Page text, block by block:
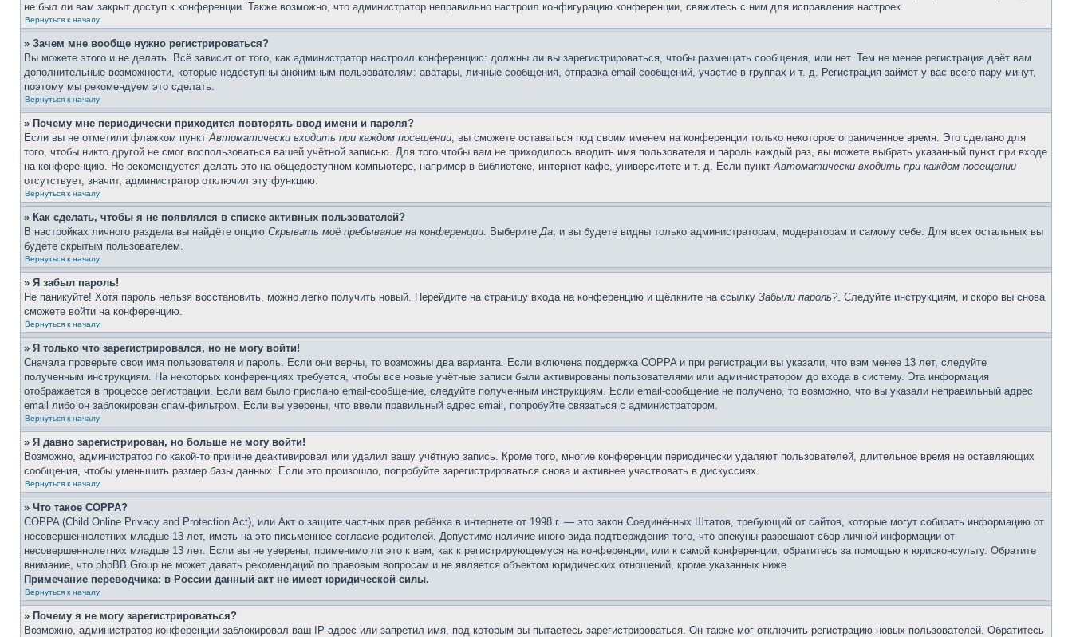
не был ли вам закрыт доступ к конференции. Также возможно, что администратор неправильно настроил конфигурацию конференции, свяжитесь с ним для исправления настроек.
Вернуться к началу
» Зачем мне вообще нужно регистрироваться?
Вы можете этого и не делать. Всё зависит от того, как администратор настроил конференцию: должны ли вы зарегистрироваться, чтобы размещать сообщения, или нет. Тем не менее регистрация даёт вам
дополнительные возможности, которые недоступны анонимным пользователям: аватары, личные сообщения, отправка email-сообщений, участие в группах и т. д. Регистрация займёт у вас всего пару минут,
поэтому мы рекомендуем это сделать.
Вернуться к началу
» Почему мне периодически приходится повторять ввод имени и пароля?
Если вы не отметили флажком пунктАвтоматически входить при каждом посещении, вы сможете оставаться под своим именем на конференции только некоторое ограниченное время. Это сделано для
того, чтобы никто другой не смог воспользоваться вашей учётной записью. Для того чтобы вам не приходилось вводить имя пользователя и пароль каждый раз, вы можете выбрать указанный пункт при входе
на конференцию. Не рекомендуется делать это на общедоступном компьютере, например в библиотеке, интернет-кафе, университете и т. д. Если пунктАвтоматически входить при каждом посещении
отсутствует, значит, администратор отключил эту функцию.
Вернуться к началу
» Как сделать, чтобы я не появлялся в списке активных пользователей?
В настройках личного раздела вы найдёте опцию Скрывать моё пребывание на конференции. ВыберитеДа, и вы будете видны только администраторам, модераторам и самому себе. Для всех остальных вы
будете скрытым пользователем.
Вернуться к началу
» Я забыл пароль!
Не паникуйте! Хотя пароль нельзя восстановить, можно легко получить новый. Перейдите на страницу входа на конференцию и щёлкните на ссылку Забыли пароль?. Следуйте инструкциям, и скоро вы снова
сможете войти на конференцию.
Вернуться к началу
» Я только что зарегистрировался, но не могу войти!
Сначала проверьте свои имя пользователя и пароль. Если они верны, то возможны два варианта. Если включена поддержка COPPA и при регистрации вы указали, что вам менее 13 лет, следуйте
полученным инструкциям. На некоторых конференциях требуется, чтобы все новые учётные записи были активированы пользователями или администратором до входа в систему. Эта информация
отображается в процессе регистрации. Если вам было прислано email-сообщение, следуйте полученным инструкциям. Если email-сообщение не получено, то возможно, что вы указали неправильный адрес
email либо он заблокирован спам-фильтром. Если вы уверены, что ввели правильный адрес email, попробуйте связаться с администратором.
Вернуться к началу
» Я давно зарегистрирован, но больше не могу войти!
Возможно, администратор по какой-то причине деактивировал или удалил вашу учётную запись. Кроме того, многие конференции периодически удаляют пользователей, длительное время не оставляющих
сообщения, чтобы уменьшить размер базы данных. Если это произошло, попробуйте зарегистрироваться снова и активнее участвовать в дискуссиях.
Вернуться к началу
» Что такое COPPA?
COPPA (Child Online Privacy and Protection Act), или Акт о защите частных прав ребёнка в интернете от 1998 г. — это закон Соединённых Штатов, требующий от сайтов, которые могут собирать информацию от
несовершеннолетних младше 13 лет, иметь на это письменное согласие родителей. Допустимо наличие иного вида подтверждения того, что опекуны разрешают сбор личной информации от
несовершеннолетних младше 13 лет. Если вы не уверены, применимо ли это к вам, как к регистрирующемуся на конференции, или к самой конференции, обратитесь за помощью к юрисконсульту. Обратите
внимание, что phpBB Group не может давать рекомендаций по правовым вопросам и не является объектом юридических отношений, кроме указанных ниже.
Примечание переводчика: в России данный акт не имеет юридической силы.
Вернуться к началу
» Почему я не могу зарегистрироваться?
Возможно, администратор конференции заблокировал ваш IP-адрес или запретил имя, под которым вы пытаетесь зарегистрироваться. Он также мог отключить регистрацию новых пользователей. Обратитесь